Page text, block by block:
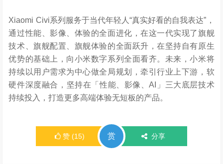
Xiaomi Civi系列服务于当代年轻人“真实好看的自我表达”，
通过性能、影像、体验的全面进化，在这一代实现了旗舰
技术、旗舰配置、旗舰体验的全面跃升，在坚持自有原生
优势的基础上，向小米数字系列全面看齐。未来，小米将
持续以用户需求为中心做全局规划，牵引行业上下游，软
硬件深度融合，坚持在「性能、影像、AI」三大底层技术
持续投入，打造更多高端体验无短板的产品。
赞 (15) 赏 分享